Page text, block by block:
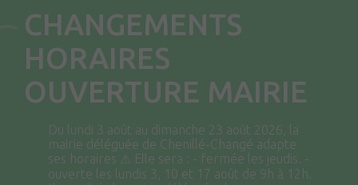
CHANGEMENTS
HORAIRES
OUVERTURE MAIRIE
Du lundi 3 août au dimanche 23 août 2026, la
mairie déléguée de Chenillé-Changé adapte
ses horaires ⚠ Elle sera : - fermée les jeudis. -
ouverte les lundis 3, 10 et 17 août de 9h à 12h.